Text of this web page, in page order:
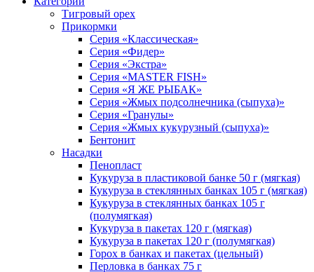
Тигровый орех
Прикормки
Серия «Классическая»
Серия «Фидер»
Серия «Экстра»
Серия «MASTER FISH»
Серия «Я ЖЕ РЫБАК»
Серия «Жмых подсолнечника (сыпуха)»
Cерия «Гранулы»
Серия «Жмых кукурузный (сыпуха)»
Бентонит
Насадки
Пенопласт
Кукуруза в пластиковой банке 50 г (мягкая)
Кукуруза в стеклянных банках 105 г (мягкая)
Кукуруза в стеклянных банках 105 г
(полумягкая)
Кукуруза в пакетах 120 г (мягкая)
Кукуруза в пакетах 120 г (полумягкая)
Горох в банках и пакетах (цельный)
Перловка в банках 75 г